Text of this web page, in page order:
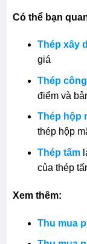
Có thể bạn
Thép xây
giá
Thép
điểm và
Thép hộp
thép hộp
Thép tấm
của thép
Xem thêm:
Thu mua